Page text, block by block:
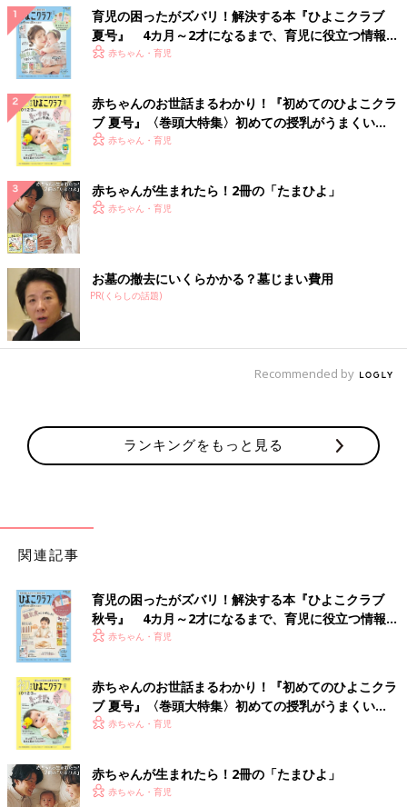
育児の困ったがズバリ！解決する本『ひよこクラブ
夏号』 4カ月～2才になるまで、育児に役立つ情報が
いっぱい！
赤ちゃん・育児
赤ちゃんのお世話まるわかり！『初めてのひよこクラ
ブ 夏号』〈巻頭大特集〉初めての授乳がうまくい
く！ おっぱい・ミルクの基本と夏のトラブル 解決テ
赤ちゃん・育児
赤ちゃんが生まれたら！2冊の「たまひよ」
赤ちゃん・育児
お墓の撤去にいくらかかる？墓じまい費用
PR(くらしの話題)
Recommended by
ランキングをもっと見る
関連記事
育児の困ったがズバリ！解決する本『ひよこクラブ
秋号』 4カ月～2才になるまで、育児に役立つ情報が
いっぱい！
赤ちゃん・育児
赤ちゃんのお世話まるわかり！『初めてのひよこクラ
ブ 夏号』〈巻頭大特集〉初めての授乳がうまくい
く！ おっぱい・ミルクの基本と夏のトラブル 解決テ
赤ちゃん・育児
赤ちゃんが生まれたら！2冊の「たまひよ」
赤ちゃん・育児